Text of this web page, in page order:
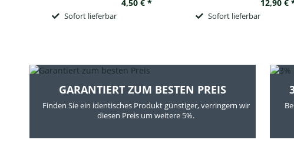
4,50 € *
Sofort lieferbar
12,90 €
Sofort lieferbar
GARANTIERT ZUM BESTEN PREIS
Finden Sie ein identisches Produkt günstiger, verringern wir
diesen Preis um weitere 5%.